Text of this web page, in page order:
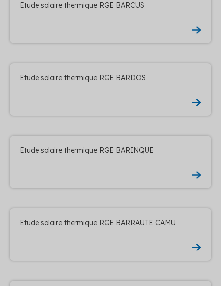
Etude solaire thermique RGE BARCUS
Etude solaire thermique RGE BARDOS
Etude solaire thermique RGE BARINQUE
Etude solaire thermique RGE BARRAUTE CAMU